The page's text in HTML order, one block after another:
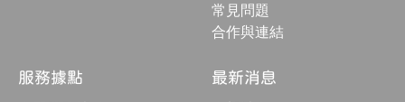
常見問題
合作與連結
服務據點 最新消息